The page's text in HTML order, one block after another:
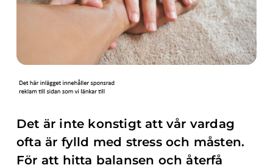
Det är inte konstigt att vår vardag
ofta är fylld med stress och måsten.
För att hitta balansen och återfå